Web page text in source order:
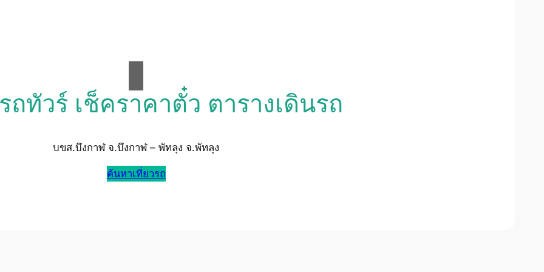
ถทัวร์ เช็คราคาตั๋ว ตารางเดินรถ
บขส.บึงกาฬ จ.บึงกาฬ – พัทลุง จ.พัทลุง
ค้นหาเที่ยวรถ